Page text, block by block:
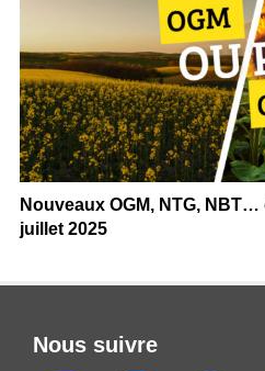
Nouveaux OGM, NTG,
juillet 2025
Nous suivre